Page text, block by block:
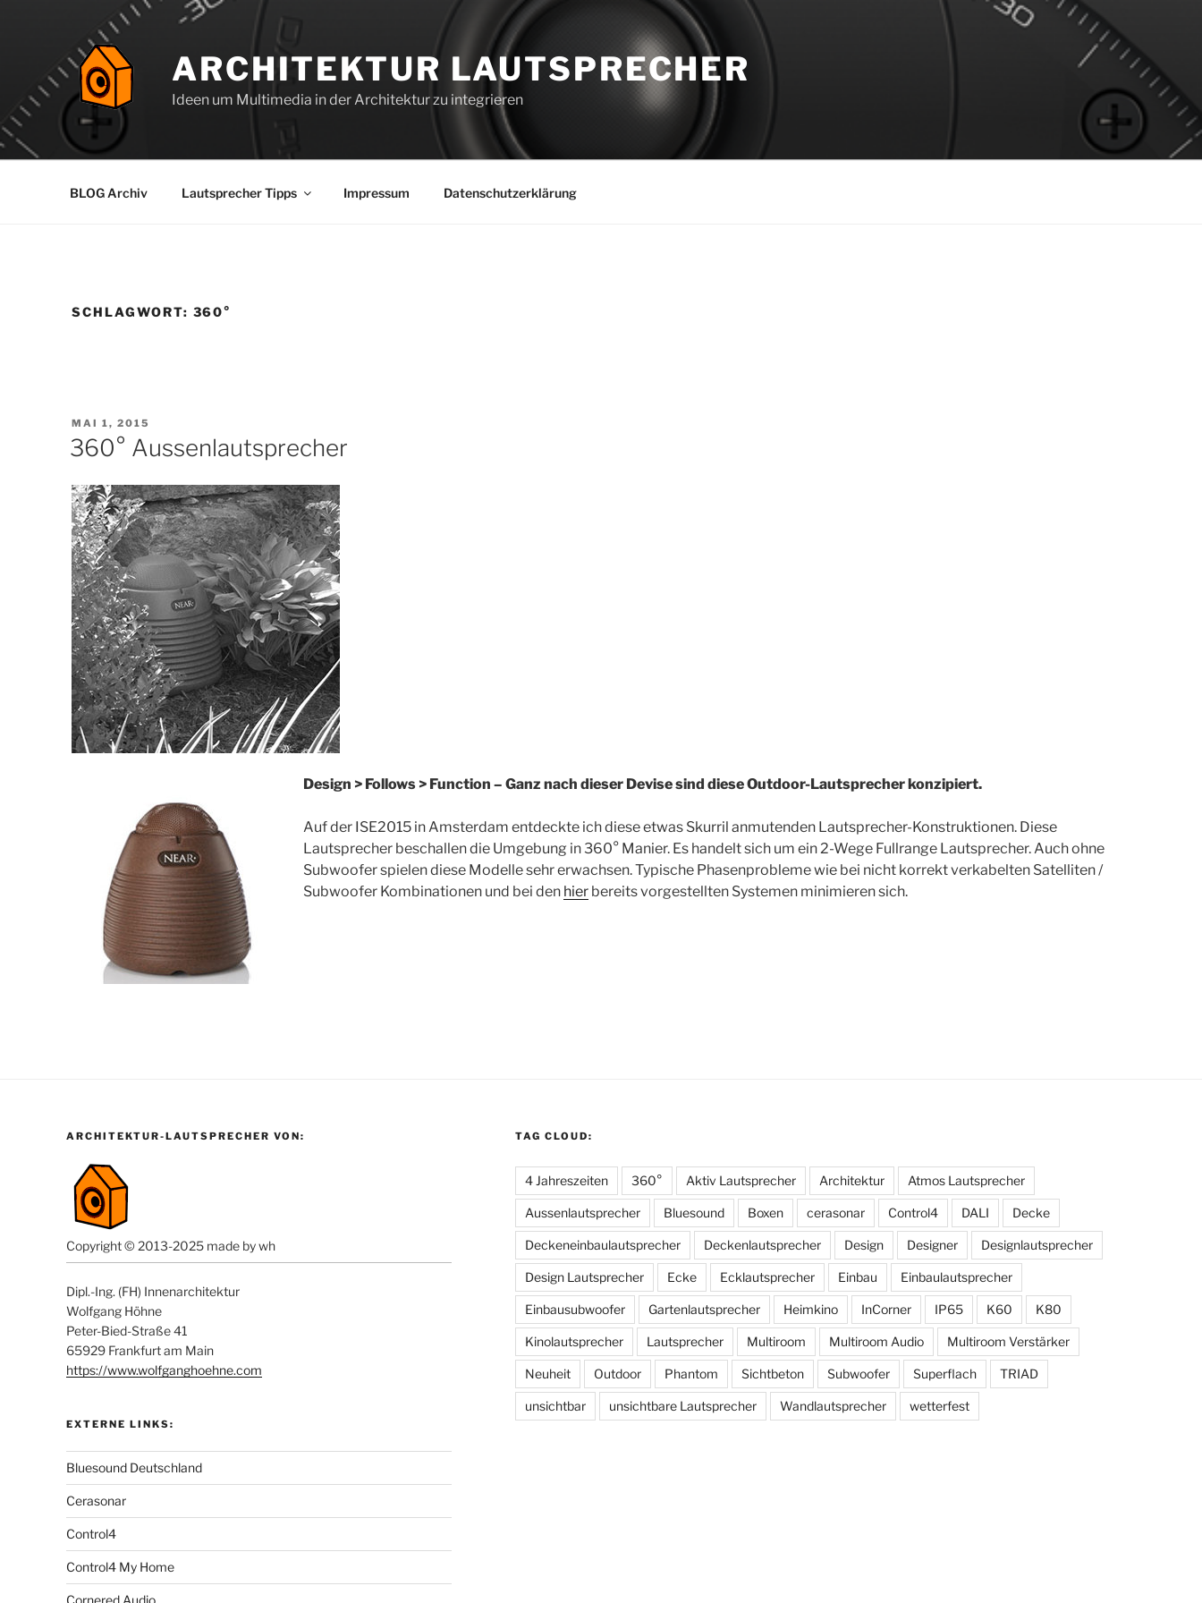
ARCHITEKTUR LAUTSPRECHER
Ideen um Multimedia in der Architektur zu integrieren
BLOG Archiv Lautsprecher Tipps Impressum Datenschutzerklärung
SCHLAGWORT: 360°
VERÖFFENTLICHT
AM
MAI 1, 2015
360° Aussenlautsprecher
Design > Follows > Function – Ganz nach dieser Devise sind diese Outdoor-Lautsprecher konzipiert.
Auf der ISE2015 in Amsterdam entdeckte ich diese etwas Skurril anmutenden Lautsprecher-Konstruktionen. Diese
Lautsprecher beschallen die Umgebung in 360° Manier. Es handelt sich um ein 2-Wege Fullrange Lautsprecher. Auch ohne
Subwoofer spielen diese Modelle sehr erwachsen. Typische Phasenprobleme wie bei nicht korrekt verkabelten Satelliten /
Subwoofer Kombinationen und bei den hier bereits vorgestellten Systemen minimieren sich.
ARCHITEKTUR-LAUTSPRECHER VON:
Copyright © 2013-2025 made by wh
Dipl.-Ing. (FH) Innenarchitektur
Wolfgang Höhne
Peter-Bied-Straße 41
65929 Frankfurt am Main
https://www.wolfganghoehne.com
EXTERNE LINKS:
Bluesound Deutschland
Cerasonar
Control4
Control4 My Home
Cornered Audio
TAG CLOUD:
4 Jahreszeiten 360° Aktiv Lautsprecher Architektur Atmos Lautsprecher
Aussenlautsprecher Bluesound Boxen cerasonar Control4 DALI Decke
Deckeneinbaulautsprecher Deckenlautsprecher Design Designer Designlautsprecher
Design Lautsprecher Ecke Ecklautsprecher Einbau Einbaulautsprecher
Einbausubwoofer Gartenlautsprecher Heimkino InCorner IP65 K60 K80
Kinolautsprecher Lautsprecher Multiroom Multiroom Audio Multiroom Verstärker
Neuheit Outdoor Phantom Sichtbeton Subwoofer Superflach TRIAD
unsichtbar unsichtbare Lautsprecher Wandlautsprecher wetterfest